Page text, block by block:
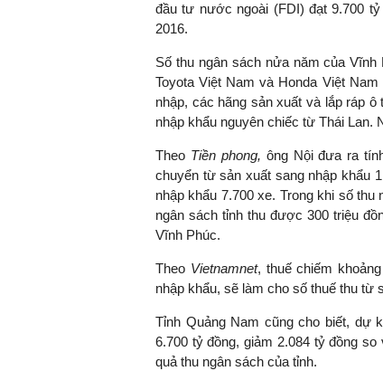
đầu tư nước ngoài (FDI) đạt 9.700
2016.
Số thu ngân sách nửa năm của
Toyota Việt Nam và Honda Việt
nhập, các hãng sản xuất và lắp ráp
nhập khẩu nguyên chiếc từ Thái Lan.
Theo Tiền phong, ông Nội đưa ra
chuyển từ sản xuất sang nhập khẩu
nhập khẩu 7.700 xe. Trong khi số
ngân sách tỉnh thu được 300 triệu
Vĩnh Phúc.
Theo Vietnamnet, thuế chiếm
nhập khẩu, sẽ làm cho số thuế thu từ
Tỉnh Quảng Nam cũng cho biết, dự
6.700 tỷ đồng, giảm 2.084 tỷ đồng
quả thu ngân sách của tỉnh.
TS. Nguyễn Đức Độ
"Có rất
ngay từ bây
đang được
đầu tư cho
nghệ; ban